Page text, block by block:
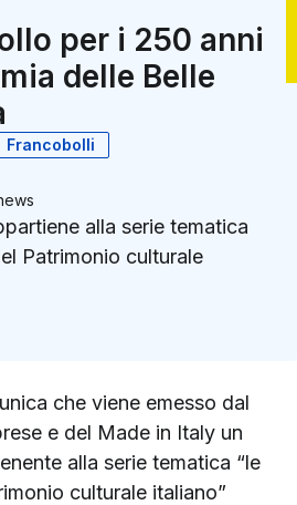
per i 250 anni
delle Belle
Francobolli
alla serie tematica
Patrimonio culturale
che viene emesso dal
e del Made in Italy un
alla serie tematica “le
culturale italiano”